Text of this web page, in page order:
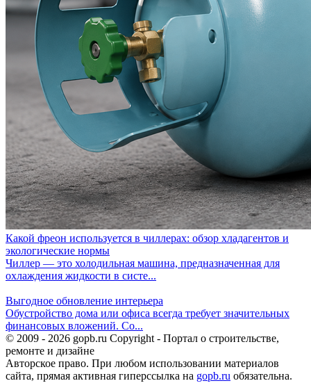
Какой фреон используется в чиллерах: обзор хладагентов и
экологические нормы
Чиллер — это холодильная машина, предназначенная для
охлаждения жидкости в систе...
Выгодное обновление интерьера
Обустройство дома или офиса всегда требует значительных
финансовых вложений. Со...
© 2009 - 2026 gopb.ru Copyright - Портал о строительстве,
ремонте и дизайне
Авторское право. При любом использовании материалов
сайта, прямая активная гиперссылка на gopb.ru обязательна.